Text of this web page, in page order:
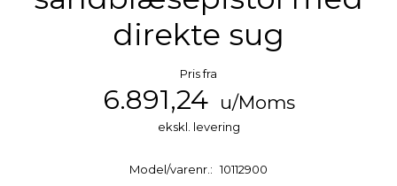
direkte sug
Pris fra
6.891,24 u/Moms
ekskl. levering
Model/varenr.: 10112900